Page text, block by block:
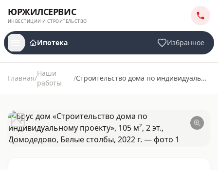
ЮРЖИЛСЕРВИС
ИНВЕСТИЦИИ И СТРОИТЕЛЬСТВО
Ипотека Избранное
Главная/
Наши
работы
/ Строительство дома по индивидуальному проекту